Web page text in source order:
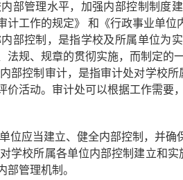
部管理水平，加强内部控制制度
计工作的规定》 和《行政事业单
部控制，是指学校及所属单位为
法规、规章的贯彻实施，而制定的
部控制审计，是指审计处对学校
价活动。审计处可以根据工作需要
位应当建立、健全内部控制，并确
学校所属各单位内部控制建立和
部管理机制。